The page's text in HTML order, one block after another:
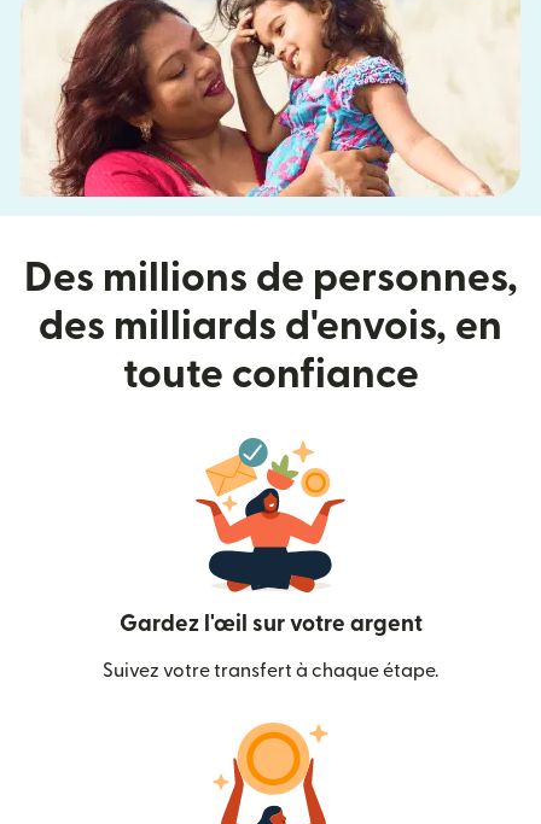
Des millions de personnes,
des milliards d'envois, en
toute confiance
Gardez l'œil sur votre argent
Suivez votre transfert à chaque étape.